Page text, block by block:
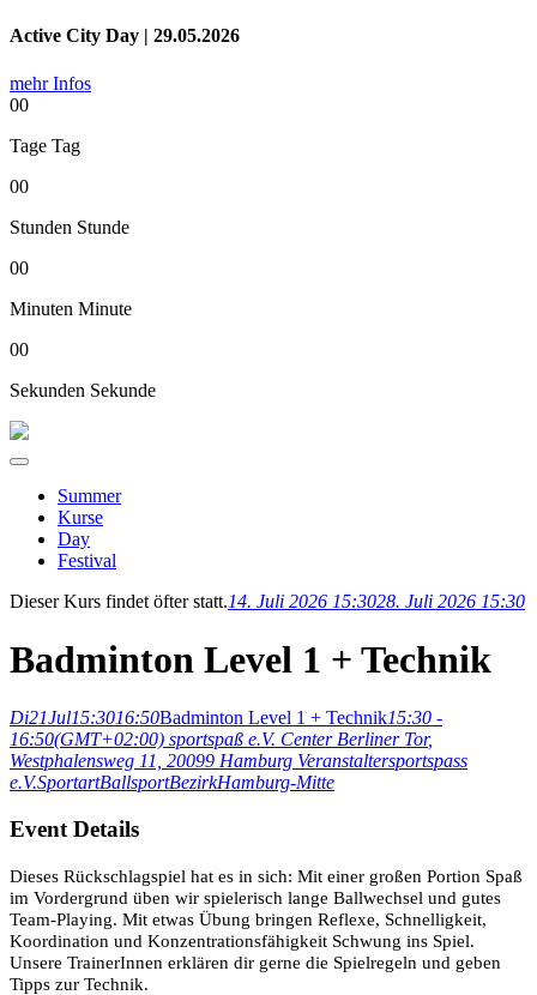
Active City Day | 29.05.2026
mehr Infos
00
Tage Tag
00
Stunden Stunde
00
Minuten Minute
00
Sekunden Sekunde
Summer
Kurse
Day
Festival
Dieser Kurs findet öfter statt.14. Juli 2026 15:3028. Juli 2026 15:30
Badminton Level 1 + Technik
Di21Jul15:3016:50Badminton Level 1 + Technik15:30 -
16:50(GMT+02:00) sportspaß e.V. Center Berliner Tor,
Westphalensweg 11, 20099 Hamburg Veranstaltersportspass
e.V.SportartBallsportBezirkHamburg-Mitte
Event Details
Dieses Rückschlagspiel hat es in sich: Mit einer großen Portion Spaß
im Vordergrund üben wir spielerisch lange Ballwechsel und gutes
Team-Playing. Mit etwas Übung bringen Reflexe, Schnelligkeit,
Koordination und Konzentrationsfähigkeit Schwung ins Spiel.
Unsere TrainerInnen erklären dir gerne die Spielregeln und geben
Tipps zur Technik.